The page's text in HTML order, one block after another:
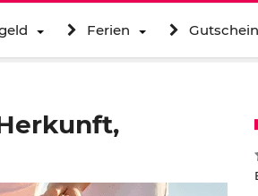
Ferien